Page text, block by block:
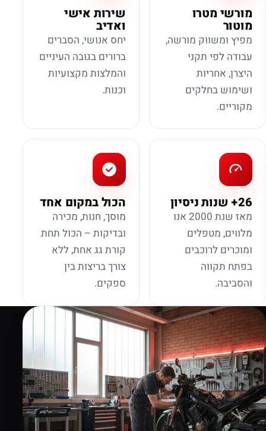
מורשי מטרו
מוטור
מפיץ ומשווק מורשה,
עבודה לפי תקני
היצרן, אחריות
ושימוש בחלקים
מקוריים.
שירות אישי
ואדיב
יחס אנושי, הסברים
ברורים בגובה העיניים
והמלצות מקצועיות
וכנות.
26+ שנות ניסיון
מאז שנת 2000 אנו
מלווים, מטפלים
ומוכרים לרוכבים
בפתח תקווה
והסביבה.
הכול במקום אחד
מוסך, חנות, מכירה
ובדיקות – הכול תחת
קורת גג אחת, ללא
צורך בריצות בין
ספקים.